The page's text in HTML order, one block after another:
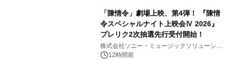
「陳情令」劇場上映、第4弾！ 『陳情
令スペシャルナイト上映会Ⅳ 2026』
プレリク2次抽選先行受付開始！
株式会社ソニー・ミュージックソリューショ
ンズ12時間前